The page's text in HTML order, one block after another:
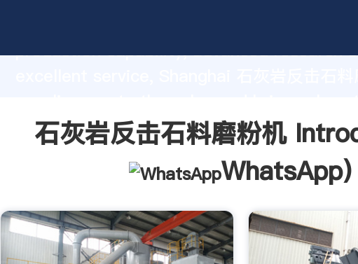
production capability, advanced research
customers.
石灰岩反击石料磨粉机
WhatsApp)